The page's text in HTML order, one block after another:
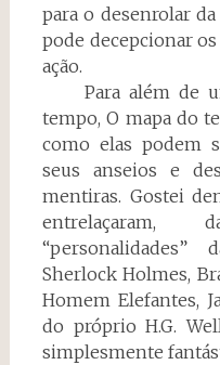
para o desenrolar
pode decepcionar
ação.
Para além de
tempo, O mapa do
como elas podem
seus anseios e
mentiras. Gostei
entrelaçaram,
Sherlock Holmes,
Homem Elefantes,
do próprio H.G.
simplesmente